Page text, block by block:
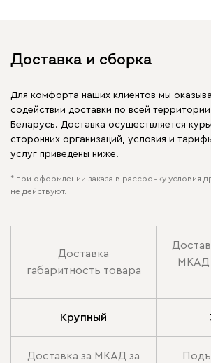
Доставка и сборка
Для комфорта наших клиентов мы
содействии доставки по всей
Беларусь. Доставка осуществляется
сторонних организаций, условия и
услуг приведены ниже.
* при оформлении заказа в рассрочку условия
не действуют.
Доставка
габаритность товара
МКАД
Крупный
Доставка за МКАД за